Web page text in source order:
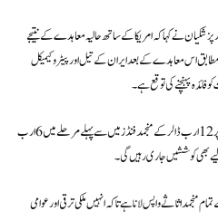
نے کہا کہ امریکا کے ساتھ حالیہ معاہدے کے نتیجے
اس معاہدے کے بعد ایران کے تیل اور پیٹروکیمیکل
پہنچنے کی توقع ہے۔
انہوں نے بتایا کہ قطر میں موجود ایران کے مجموعی طور پر 12 ارب ڈالر کے منجمد فنڈز میں سے پہلے مرحلے میں 6 ارب
بھی کوششیں جاری رہیں گی۔
اثاثے واپس لانا ہے تاکہ انہیں ملکی ترقی اور عوامی